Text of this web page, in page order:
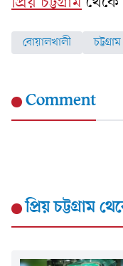
বোয়ালখালী চট্টগ্রাম
Comment
প্রিয় চট্টগ্রাম